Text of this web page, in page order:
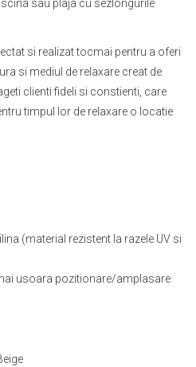
sau plaja cu sezlongurile
si realizat tocmai pentru a oferi
si mediul de relaxare creat de
clienti fideli si constienti, care
timpul lor de relaxare o locatie
(material rezistent la razele UV si
usoara pozitionare/amplasare